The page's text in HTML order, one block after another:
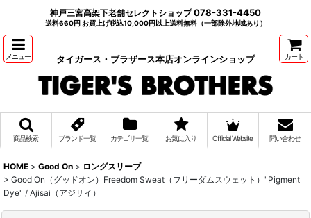
神戸三宮高架下老舗セレクトショップ 078-331-4450
送料660円 お買上げ税込10,000円以上送料無料（一部除外地域あり）
メニュー タイガース・ブラザース本店オンラインショップ カート
商品検索 ブランド一覧 カテゴリ一覧 お気に入り Official Website 問い合わせ
HOME > Good On > ロングスリーブ
> Good On（グッドオン）Freedom Sweat（フリーダムスウェット）"Pigment
Dye" / Ajisai（アジサイ）